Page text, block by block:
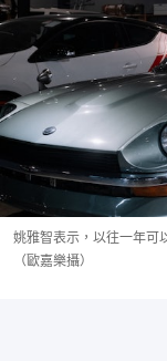
姚雅智表示，以往一年可
（歐嘉樂攝）